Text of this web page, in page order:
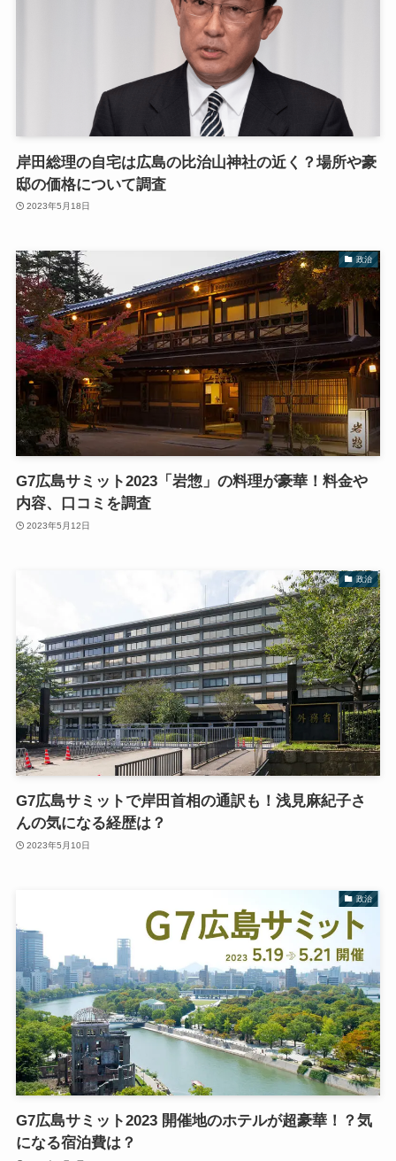
岸田総理の自宅は広島の比治山神社の近く？場所や豪
邸の価格について調査
2023年5月18日
政治
G7広島サミット2023「岩惣」の料理が豪華！料金や
内容、口コミを調査
2023年5月12日
政治
G7広島サミットで岸田首相の通訳も！浅見麻紀子さ
んの気になる経歴は？
2023年5月10日
政治
G7広島サミット2023 開催地のホテルが超豪華！？気
になる宿泊費は？